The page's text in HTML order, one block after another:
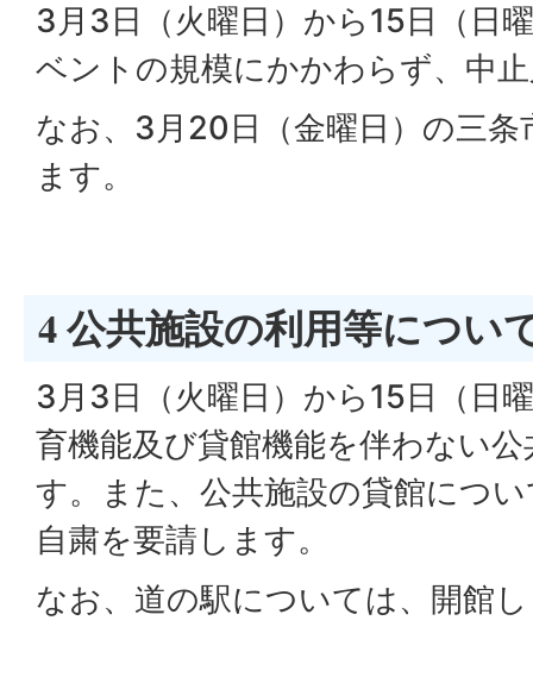
3月3日（火曜日）から15日（日
ベントの規模にかかわらず、中
なお、3月20日（金曜日）の三条
ます。
4 公共施設の利用等につい
3月3日（火曜日）から15日（日
育機能及び貸館機能を伴わない
す。また、公共施設の貸館につ
自粛を要請します。
なお、道の駅については、開館